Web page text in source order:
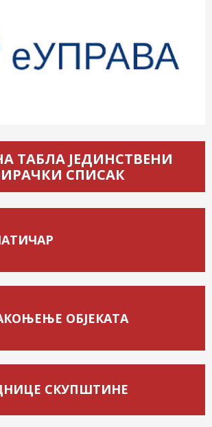
ТАБЛА ЈЕДИНСТВЕНИ
СПИСАК
ОБЈЕКАТА
СКУПШТИНЕ